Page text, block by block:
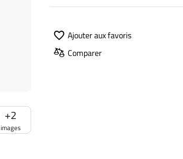
+2
images
Ajouter aux favoris
Comparer